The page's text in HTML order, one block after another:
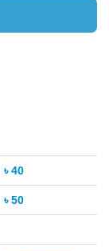
৳ 40
৳ 50